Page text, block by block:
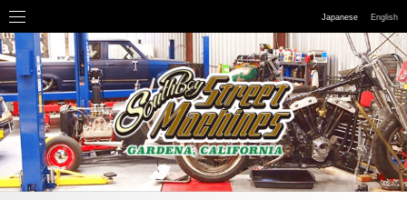
Japanese English